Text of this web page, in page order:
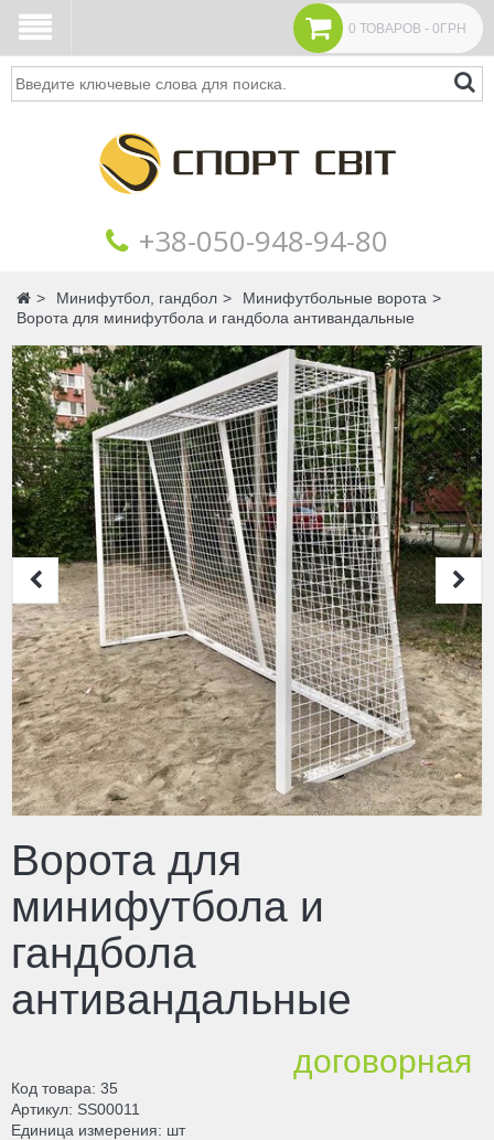
0 ТОВАРОВ - 0ГРН
Поиск
+38‎‎-050-948-94-80
Главная
Минифутбол, гандбол
Минифутбольные ворота
Ворота для минифутбола и гандбола антивандальные
Ворота для
минифутбола и
гандбола
антивандальные
договорная
Код товара 35
Артикул SS00011
Единица измерения
шт